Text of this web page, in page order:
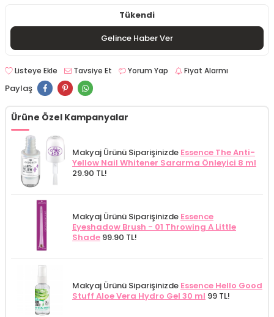
Tükendi
Gelince Haber Ver
Listeye Ekle Tavsiye Et Yorum Yap Fiyat Alarmı
Paylaş
Ürüne Özel Kampanyalar
Makyaj Ürünü Siparişinizde Essence The Anti-
Yellow Nail Whitener Sararma Önleyici 8 ml
29.90 TL!
Makyaj Ürünü Siparişinizde Essence
Eyeshadow Brush - 01 Throwing A Little
Shade 99.90 TL!
Makyaj Ürünü Siparişinizde Essence Hello Good
Stuff Aloe Vera Hydro Gel 30 ml 99 TL!